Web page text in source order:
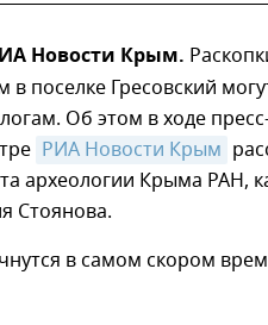
Новости Крым.
поселке Гресовский
Об этом в ходе
РИА Новости Крым
археологии Крыма РАН,
Стоянова.
в самом скором